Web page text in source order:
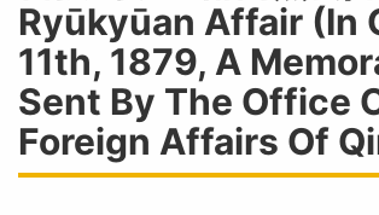
Ryūkyūan Affair (In
11th, 1879, A
Sent By The Office
Foreign Affairs Of